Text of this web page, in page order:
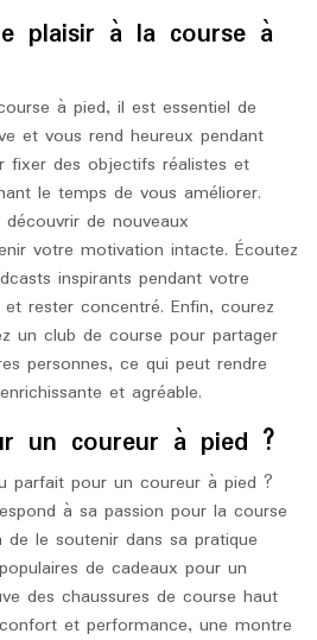
plaisir à la course à
à pied, il est essentiel de
et vous rend heureux pendant
fixer des objectifs réalistes et
le temps de vous améliorer.
de nouveaux
votre motivation intacte. Écoutez
inspirants pendant votre
rester concentré. Enfin, courez
un club de course pour partager
personnes, ce qui peut rendre
et agréable.
un coureur à pied ?
parfait pour un coureur à pied ?
à sa passion pour la course
le soutenir dans sa pratique
de cadeaux pour un
des chaussures de course haut
et performance, une montre